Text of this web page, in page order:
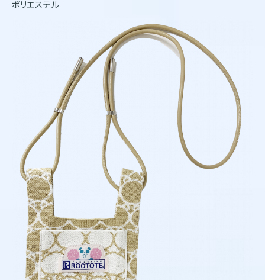
ポリエステル